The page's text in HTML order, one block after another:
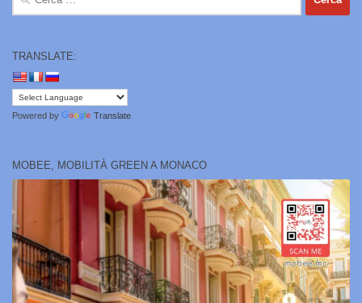
TRANSLATE:
Powered by Translate
MOBEE, MOBILITÀ GREEN A MONACO